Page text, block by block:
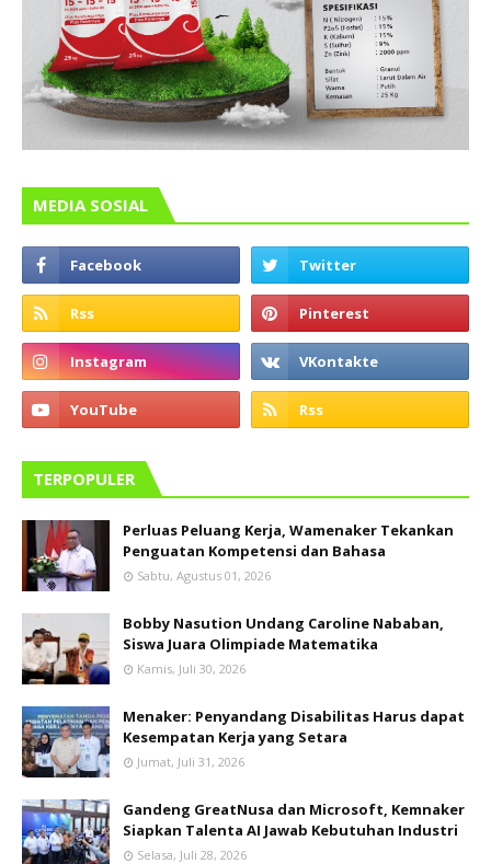
MEDIA SOSIAL
TERPOPULER
Perluas Peluang Kerja, Wamenaker Tekankan
Penguatan Kompetensi dan Bahasa
Sabtu, Agustus 01, 2026
Bobby Nasution Undang Caroline Nababan,
Siswa Juara Olimpiade Matematika
Kamis, Juli 30, 2026
Menaker: Penyandang Disabilitas Harus dapat
Kesempatan Kerja yang Setara
Jumat, Juli 31, 2026
Gandeng GreatNusa dan Microsoft, Kemnaker
Siapkan Talenta AI Jawab Kebutuhan Industri
Selasa, Juli 28, 2026